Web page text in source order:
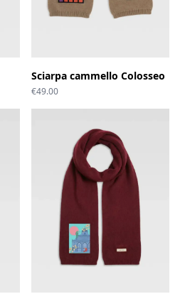
Sciarpa cammello Colosseo
€49.00